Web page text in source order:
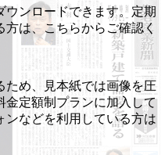
ウンロードできます。定期
は、こちらからご確認く
ため、見本紙では画像を圧
金定額制プランに加入して
ンなどを利用している方は